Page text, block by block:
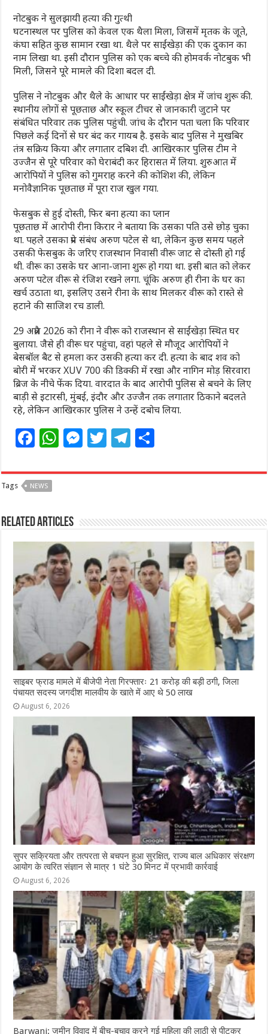
नोटबुक ने सुलझायी हत्या की गुत्थी
घटनास्थल पर पुलिस को केवल एक थैला मिला, जिसमें मृतक के जूते,
कंघा सहित कुछ सामान रखा था. थैले पर साईंखेड़ा की एक दुकान का
नाम लिखा था. इसी दौरान पुलिस को एक बच्चे की होमवर्क नोटबुक भी
मिली, जिसने पूरे मामले की दिशा बदल दी.
पुलिस ने नोटबुक और थैले के आधार पर साईंखेड़ा क्षेत्र में जांच शुरू की.
स्थानीय लोगों से पूछताछ और स्कूल टीचर से जानकारी जुटाने पर
संबंधित परिवार तक पुलिस पहुंची. जांच के दौरान पता चला कि परिवार
पिछले कई दिनों से घर बंद कर गायब है. इसके बाद पुलिस ने मुखबिर
तंत्र सक्रिय किया और लगातार दबिश दी. आखिरकार पुलिस टीम ने
उज्जैन से पूरे परिवार को घेराबंदी कर हिरासत में लिया. शुरुआत में
आरोपियों ने पुलिस को गुमराह करने की कोशिश की, लेकिन
मनोवैज्ञानिक पूछताछ में पूरा राज खुल गया.
फेसबुक से हुई दोस्ती, फिर बना हत्या का प्लान
पूछताछ में आरोपी रीना किरार ने बताया कि उसका पति उसे छोड़ चुका
था. पहले उसका प्रेम संबंध अरुण पटेल से था, लेकिन कुछ समय पहले
उसकी फेसबुक के जरिए राजस्थान निवासी वीरू जाट से दोस्ती हो गई
थी. वीरू का उसके घर आना-जाना शुरू हो गया था. इसी बात को लेकर
अरुण पटेल वीरू से रंजिश रखने लगा. चूंकि अरुण ही रीना के घर का
खर्च उठाता था, इसलिए उसने रीना के साथ मिलकर वीरू को रास्ते से
हटाने की साजिश रच डाली.
29 अप्रैल 2026 को रीना ने वीरू को राजस्थान से साईंखेड़ा स्थित घर
बुलाया. जैसे ही वीरू घर पहुंचा, वहां पहले से मौजूद आरोपियों ने
बेसबॉल बैट से हमला कर उसकी हत्या कर दी. हत्या के बाद शव को
बोरी में भरकर XUV 700 की डिक्की में रखा और नागिन मोड़ सिरवारा
ब्रिज के नीचे फेंक दिया. वारदात के बाद आरोपी पुलिस से बचने के लिए
बाड़ी से इटारसी, मुंबई, इंदौर और उज्जैन तक लगातार ठिकाने बदलते
रहे, लेकिन आखिरकार पुलिस ने उन्हें दबोच लिया.
F
c
e
b
o
o
k
W
at
A
p
p
M
ss
n
g
e
r
T
itt
r
T
e
ra
m
ar
Tags NEWS
Related Articles
साइबर फ्राड मामले में बीजेपी नेता गिरफ्तारः 21 करोड़ की बड़ी ठगी, जिला
पंचायत सदस्य जगदीश मालवीय के खाते में आए थे 50 लाख
August 6, 2026
सुपर सक्रियता और तत्परता से बचपन हुआ सुरक्षित, राज्य बाल अधिकार संरक्षण
आयोग के त्वरित संज्ञान से मात्र 1 घंटे 30 मिनट में प्रभावी कार्रवाई
August 6, 2026
Barwani: जमीन विवाद में बीच-बचाव करने गई महिला की लाठी से पीटकर